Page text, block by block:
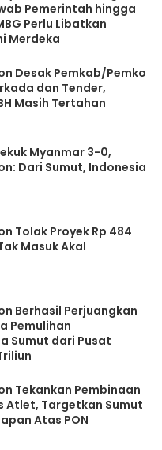
Pemerintah hingga
Perlu Libatkan
Merdeka
Desak Pemkab/Pemko
dan Tender,
Masih Tertahan
Myanmar 3-0,
Dari Sumut, Indonesia
Tolak Proyek Rp 484
Masuk Akal
Berhasil Perjuangkan
Pemulihan
Sumut dari Pusat
Tekankan Pembinaan
Sumut
Atas PON